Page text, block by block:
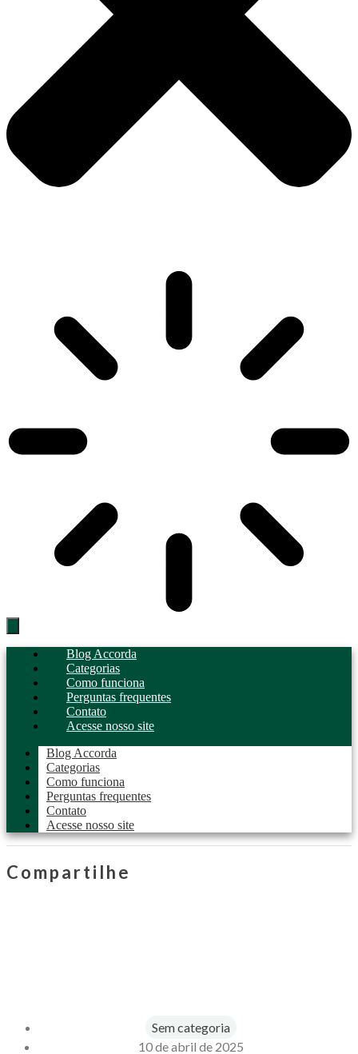
Blog Accorda
Categorias
Como funciona
Perguntas frequentes
Contato
Acesse nosso site
Blog Accorda
Categorias
Como funciona
Perguntas frequentes
Contato
Acesse nosso site
Compartilhe
Sem categoria
10 de abril de 2025